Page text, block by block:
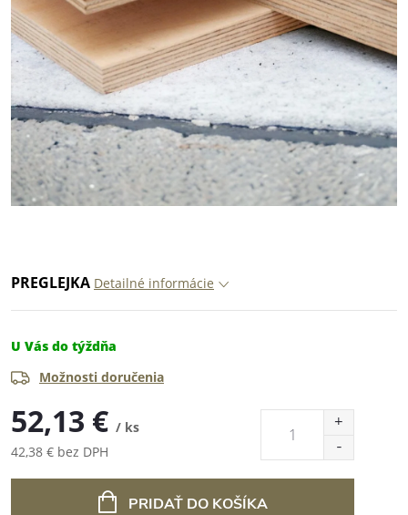
PREGLEJKA Detailné informácie
U Vás do týždňa
Možnosti doručenia
52,13 € / ks
42,38 € bez DPH
PRIDAŤ DO KOŠÍKA